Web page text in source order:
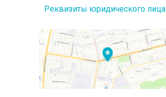
Реквизиты юридического лица